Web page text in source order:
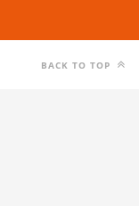
BACK TO TOP